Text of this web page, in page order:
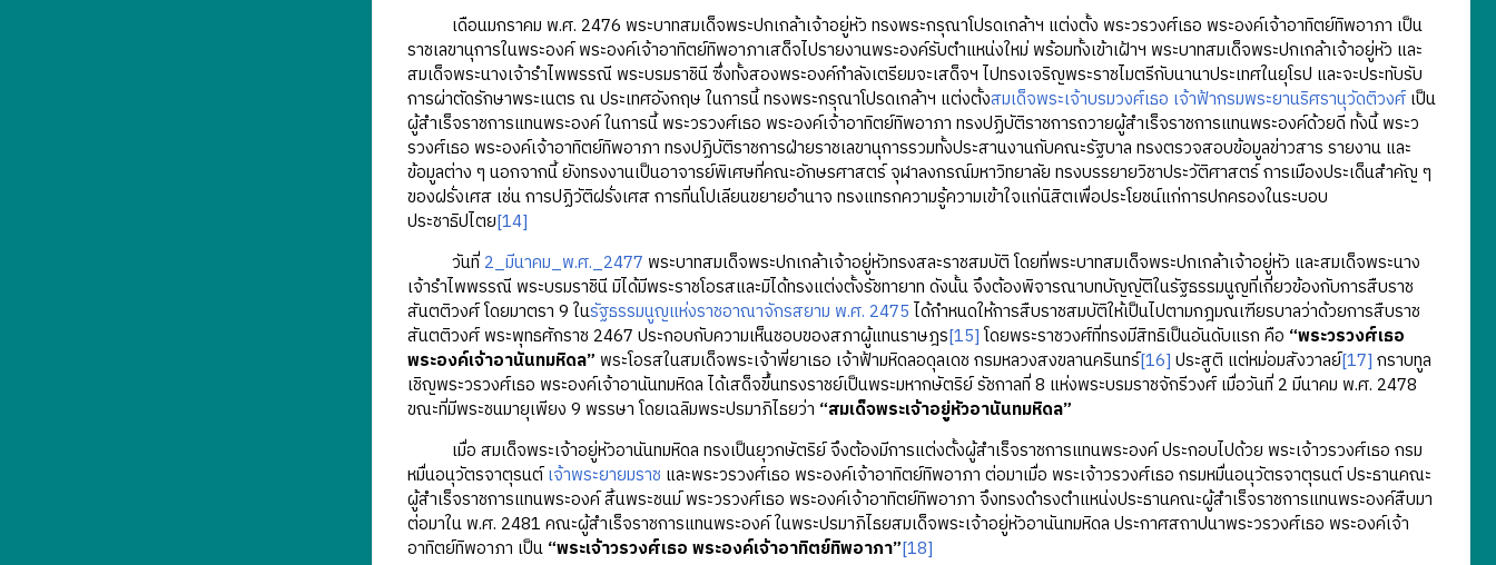
เดือนมกราคม พ.ศ. 2476 พระบาทสมเด็จพระปกเกล้าเจ้าอยู่หัว ทรงพระกรุณาโปรดเกล้าฯ แต่งตั้ง พระวรวงศ์เธอ พระองค์เจ้าอาทิตย์ทิพอาภา เป็น
ราชเลขานุการในพระองค์ พระองค์เจ้าอาทิตย์ทิพอาภาเสด็จไปรายงานพระองค์รับตำแหน่งใหม่ พร้อมทั้งเข้าเฝ้าฯ พระบาทสมเด็จพระปกเกล้าเจ้าอยู่หัว และ
สมเด็จพระนางเจ้ารำไพพรรณี พระบรมราชินี ซึ่งทั้งสองพระองค์กำลังเตรียมจะเสด็จฯ ไปทรงเจริญพระราชไมตรีกับนานาประเทศในยุโรป และจะประทับรับ
การผ่าตัดรักษาพระเนตร ณ ประเทศอังกฤษ ในการนี้ ทรงพระกรุณาโปรดเกล้าฯ แต่งตั้งสมเด็จพระเจ้าบรมวงศ์เธอ เจ้าฟ้ากรมพระยานริศรานุวัดติวงศ์เป็น
ผู้สำเร็จราชการแทนพระองค์ ในการนี้ พระวรวงศ์เธอ พระองค์เจ้าอาทิตย์ทิพอาภา ทรงปฏิบัติราชการถวายผู้สำเร็จราชการแทนพระองค์ด้วยดี ทั้งนี้ พระว
รวงศ์เธอ พระองค์เจ้าอาทิตย์ทิพอาภา ทรงปฏิบัติราชการฝ่ายราชเลขานุการรวมทั้งประสานงานกับคณะรัฐบาล ทรงตรวจสอบข้อมูลข่าวสาร รายงาน และ
ข้อมูลต่าง ๆ นอกจากนี้ ยังทรงงานเป็นอาจารย์พิเศษที่คณะอักษรศาสตร์ จุฬาลงกรณ์มหาวิทยาลัย ทรงบรรยายวิชาประวัติศาสตร์ การเมืองประเด็นสำคัญ ๆ
ของฝรั่งเศส เช่น การปฏิวัติฝรั่งเศส การที่นโปเลียนขยายอำนาจ ทรงแทรกความรู้ความเข้าใจแก่นิสิตเพื่อประโยชน์แก่การปกครองในระบอบ
ประชาธิปไตย[14]
วันที่ 2_มีนาคม_พ.ศ._2477 พระบาทสมเด็จพระปกเกล้าเจ้าอยู่หัวทรงสละราชสมบัติ โดยที่พระบาทสมเด็จพระปกเกล้าเจ้าอยู่หัว และสมเด็จพระนาง
เจ้ารำไพพรรณี พระบรมราชินี มิได้มีพระราชโอรสและมิได้ทรงแต่งตั้งรัชทายาท ดังนั้น จึงต้องพิจารณาบทบัญญัติในรัฐธรรมนูญที่เกี่ยวข้องกับการสืบราช
สันตติวงศ์ โดยมาตรา 9 ในรัฐธรรมนูญแห่งราชอาณาจักรสยาม พ.ศ. 2475 ได้กำหนดให้การสืบราชสมบัติให้เป็นไปตามกฎมณเฑียรบาลว่าด้วยการสืบราช
สันตติวงศ์ พระพุทธศักราช 2467 ประกอบกับความเห็นชอบของสภาผู้แทนราษฎร[15]โดยพระราชวงศ์ที่ทรงมีสิทธิเป็นอันดับแรก คือ “พระวรวงศ์เธอ
พระองค์เจ้าอานันทมหิดล” พระโอรสในสมเด็จพระเจ้าพี่ยาเธอ เจ้าฟ้ามหิดลอดุลเดช กรมหลวงสงขลานครินทร์[16] ประสูติ แต่หม่อมสังวาลย์[17] กราบทูล
เชิญพระวรวงศ์เธอ พระองค์เจ้าอานันทมหิดล ได้เสด็จขึ้นทรงราชย์เป็นพระมหากษัตริย์ รัชกาลที่ 8 แห่งพระบรมราชจักรีวงศ์ เมื่อวันที่ 2 มีนาคม พ.ศ. 2478
ขณะที่มีพระชนมายุเพียง 9 พรรษา โดยเฉลิมพระปรมาภิไธยว่า “สมเด็จพระเจ้าอยู่หัวอานันทมหิดล”
เมื่อ สมเด็จพระเจ้าอยู่หัวอานันทมหิดล ทรงเป็นยุวกษัตริย์ จึงต้องมีการแต่งตั้งผู้สำเร็จราชการแทนพระองค์ ประกอบไปด้วย พระเจ้าวรวงศ์เธอ กรม
หมื่นอนุวัตรจาตุรนต์เจ้าพระยายมราช และพระวรวงศ์เธอ พระองค์เจ้าอาทิตย์ทิพอาภา ต่อมาเมื่อ พระเจ้าวรวงศ์เธอ กรมหมื่นอนุวัตรจาตุรนต์ ประธานคณะ
ผู้สำเร็จราชการแทนพระองค์ สิ้นพระชนม์ พระวรวงศ์เธอ พระองค์เจ้าอาทิตย์ทิพอาภา จึงทรงดำรงตำแหน่งประธานคณะผู้สำเร็จราชการแทนพระองค์สืบมา
ต่อมาใน พ.ศ. 2481 คณะผู้สำเร็จราชการแทนพระองค์ ในพระปรมาภิไธยสมเด็จพระเจ้าอยู่หัวอานันทมหิดล ประกาศสถาปนาพระวรวงศ์เธอ พระองค์เจ้า
อาทิตย์ทิพอาภา เป็น “พระเจ้าวรวงศ์เธอ พระองค์เจ้าอาทิตย์ทิพอาภา”[18]